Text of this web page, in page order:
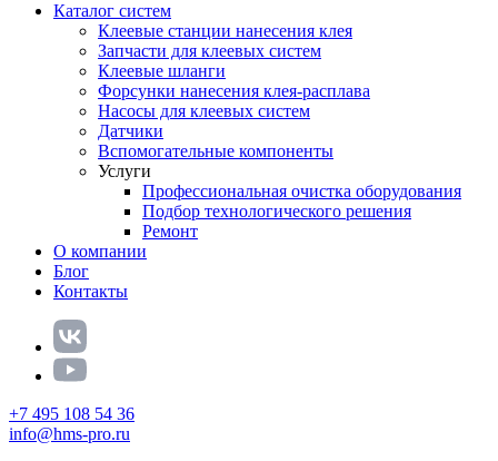
Каталог систем
Клеевые станции нанесения клея
Запчасти для клеевых систем
Клеевые шланги
Форсунки нанесения клея-расплава
Насосы для клеевых систем
Датчики
Вспомогательные компоненты
Услуги
Профессиональная очистка оборудования
Подбор технологического решения
Ремонт
О компании
Блог
Контакты
+7 495 108 54 36
info@hms-pro.ru